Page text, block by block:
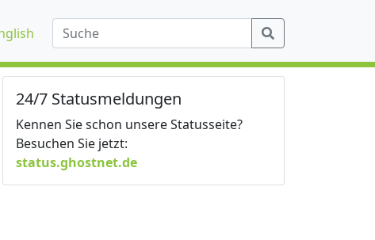
24/7 Statusmeldungen
Kennen Sie schon unsere Statusseite?
Besuchen Sie jetzt:
status.ghostnet.de